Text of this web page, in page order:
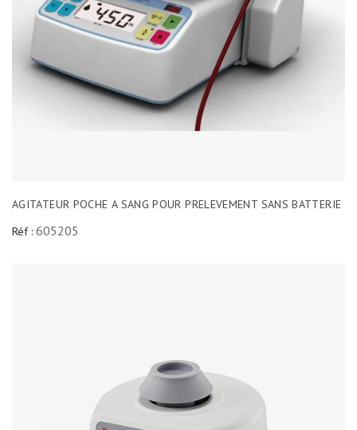
AGITATEUR POCHE A SANG POUR PRELEVEMENT SANS BATTERIE
Réf : 605205